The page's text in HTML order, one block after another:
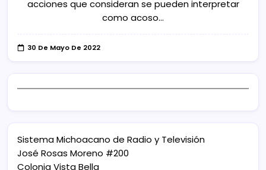
acciones que consideran se pueden interpretar
como acoso…
30 De Mayo De 2022
Sistema Michoacano de Radio y Televisión
José Rosas Moreno #200
Colonia Vista Bella